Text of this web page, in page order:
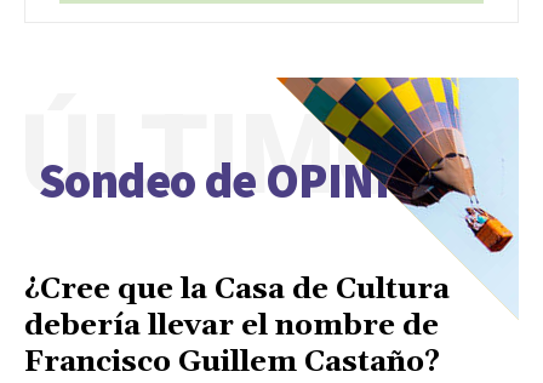
Sondeo de OPINIÓN
ÚLTIMO
¿Cree que la Casa de Cultura
debería llevar el nombre de
Francisco Guillem Castaño?